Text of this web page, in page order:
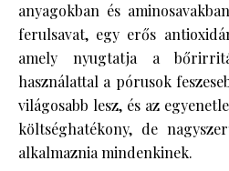
anyagokban és
ferulsavat, egy erős
amely nyugtatja a
használattal a pórusok
világosabb lesz, és az
költséghatékony, de
alkalmaznia mindenkinek.